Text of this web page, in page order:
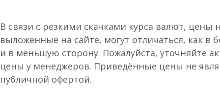
В связи с резкими скачками курса валют, цены
выложенные на сайте, могут отличаться, как в
и в меньшую сторону. Пожалуйста, уточняйте
цены у менеджеров. Приведённые цены не
публичной офертой.